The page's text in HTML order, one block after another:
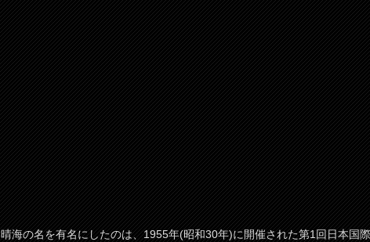
晴海の名を有名にしたのは、1955年(昭和30年)に開催された第1回日本国